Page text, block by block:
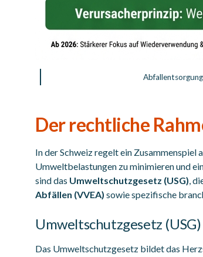
Der rechtliche
In der Schweiz regelt ein
Umweltbelastungen zu minimieren und
sind das Umweltschutzgesetz (USG),
Abfällen (VVEA) sowie spezifische
Umweltschutzgesetz (USG)
Das Umweltschutzgesetz bildet das